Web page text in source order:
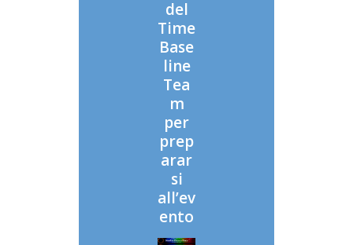
del
Time
Base
line
Tea
m
per
prep
arar
si
all’ev
ento